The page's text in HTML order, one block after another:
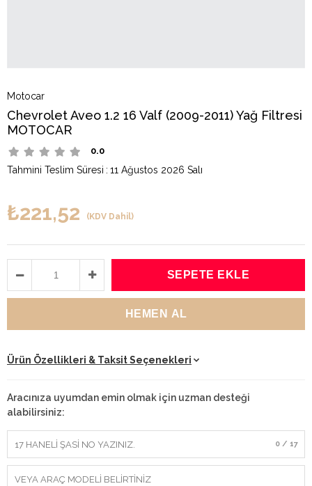
Motocar
Chevrolet Aveo 1.2 16 Valf (2009-2011) Yağ Filtresi
MOTOCAR
0.0
Tahmini Teslim Süresi : 11 Ağustos 2026 Salı
₺221,52 (KDV Dahil)
Ürün Özellikleri & Taksit Seçenekleri
Aracınıza uyumdan emin olmak için uzman desteği
alabilirsiniz:
0 / 17